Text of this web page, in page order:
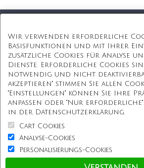
Kostenlose Geschenkbox
Kostenlose Gravur
Unbegrenzte Redesign
ÜBER UNS
Information
Kundenservice
Wir verwenden erforderliche
Basisfunktionen und mit Ihrer
zusätzliche Cookies für Analyse
Dienste. Erforderliche Cookies
notwendig und nicht
akzeptieren" stimmen Sie allen
"Einstellungen" können Sie Ihre
anpassen oder "Nur erforderliche"
in der Datenschutzerklärung.
Cart Cookies
Analyse-Cookies
Personalisierungs-Cookies